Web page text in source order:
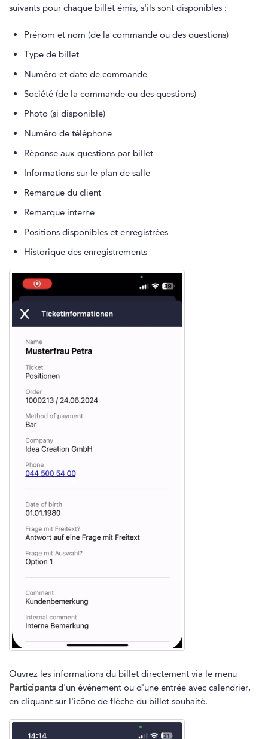
suivants pour chaque billet émis, s'ils sont disponibles :
Prénom et nom (de la commande ou des questions)
Type de billet
Numéro et date de commande
Société (de la commande ou des questions)
Photo (si disponible)
Numéro de téléphone
Réponse aux questions par billet
Informations sur le plan de salle
Remarque du client
Remarque interne
Positions disponibles et enregistrées
Historique des enregistrements
Ouvrez les informations du billet directement via le menu
Participantsd'un événement ou d'une entrée avec calendrier,
en cliquant sur l'icône de flèche du billet souhaité.